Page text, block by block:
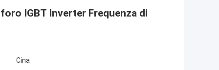
IGBT Inverter Frequenza di
Cina